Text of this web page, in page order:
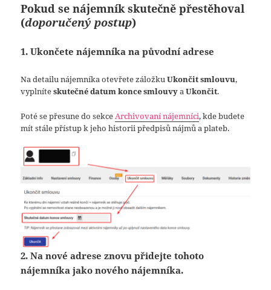
Pokud se nájemník skutečně přestěhoval
(doporučený postup)
1. Ukončete nájemníka na původní adrese
Na detailu nájemníka otevřete záložkuUkončit smlouvu,
vyplníteskutečné datum konce smlouvyaUkončit.
Poté se přesune do sekceArchivovaní nájemníci, kde budete
mít stále přístup k jeho historii předpisů nájmů a plateb.
2. Na nové adrese znovu přidejte tohoto
nájemníka jako nového nájemníka.